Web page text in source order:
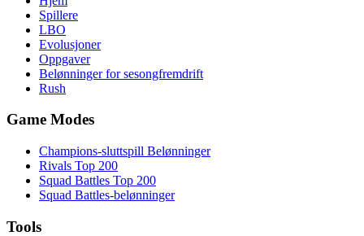
Spillere
LBO
Evolusjoner
Oppgaver
Belønninger for sesongfremdrift
Rush
Game Modes
Champions-sluttspill Belønninger
Rivals Top 200
Squad Battles Top 200
Squad Battles-belønninger
Tools